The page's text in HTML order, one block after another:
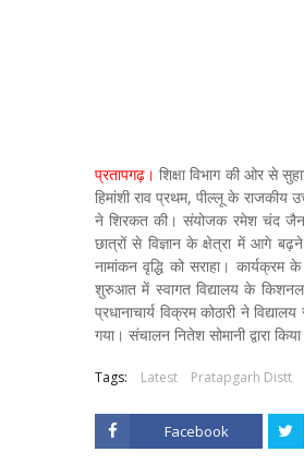
प्रतापगढ़।शिक्षा विभाग की ओर से
हिमांशी राव प्रथम, पील्लू के राजकीय
ने शिरकत की। संयोजक रमेश चंद जैन ने
छात्रों से विज्ञान के क्षेत्रा में आगे
नामांकन वृद्धि को सराहा।
शुरुआत में स्वागत विद्यालय के
प्रधानाचार्य विक्रम कोठारी ने
गया। संचालन नितेश सोमानी द्वारा
Tags: Latest Pratapgarh Distt
Facebook